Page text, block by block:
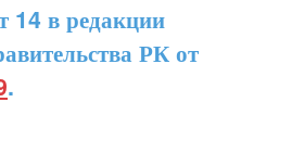
в редакции
РК от
.